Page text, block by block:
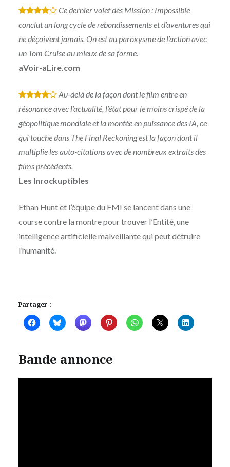
* * * *
Ce dernier volet des Mission : Impossible
conclut un long cycle de rebondissements et d’aventures qui
ne déçoivent jamais. On est au paroxysme de l’action avec
un Tom Cruise au mieux de sa forme.
aVoir-aLire.com
* * * *
Au-delà de la façon dont le film entre en
résonance avec l’actualité, l’état pour le moins crispé de la
géopolitique mondiale et la montée en puissance des IA, ce
qui touche dans The Final Reckoning est la façon dont il
multiplie les auto-citations avec de nombreux extraits des
films précédents.
Les Inrockuptibles
Ethan Hunt et l’équipe du FMI se lancent dans une
course contre la montre pour trouver l’Entité, une
intelligence artificielle malveillante qui peut détruire
l’humanité.
Partager :
Bande annonce